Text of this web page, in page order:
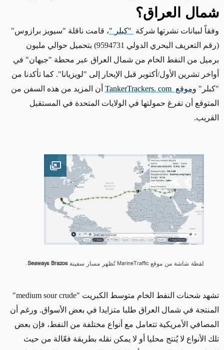
شمال العراق؟
وفقاً لبيانات نشرتها شركة "كبلر "، قامت ناقلة "سيويز برازوس"
(رقم التعريف البحري الدولي 9594731) بتحميل حوالي مليون
برميل من النفط الخام من شمال العراق عبر محطة "جيهان" في
أواخر تشرين الأول/أكتوبر قبل الإبحار إلى "لويزيانا". كما تأكدنا من
"كبلر" وموقع TankerTrackers. com أن المزيد من هذه السفن من
المتوقع أن تفرغ حمولتها في الولايات المتحدة في المستقبل
القريب.
Open image
لقطة شاشة من موقع MarineTraffic تُظهر مسار سفينة Seaways Brazos
.
تشهد شحنات النفط الخام متوسط الكبريت "medium sour crude"
المنتجة في شمال العراق طلبا متزايدا في بعض الأسواق. ورغم أن
المصافي الأمريكية تتعامل مع أنواع مختلفة من النفط، فإن بعض
تلك الأنواع لا يُنتج محليا أو لا يمكن نقله بطريقة فعّالة من حيث